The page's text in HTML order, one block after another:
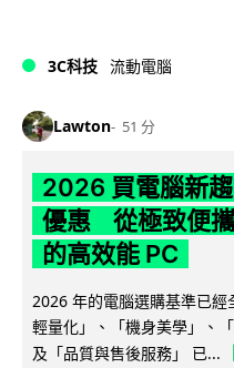
3C科技 流動電腦
Lawton 51 分
2026 買電腦新
優惠 從極致便
的高效能 PC
2026 年的電腦選購基準已
輕量化」、「機身美學」、
及「品質與售後服務」 已...